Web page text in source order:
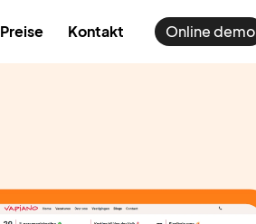
Preise Kontakt Online demo